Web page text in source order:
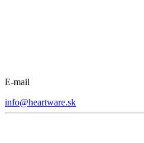
E-mail
info@heartware.sk